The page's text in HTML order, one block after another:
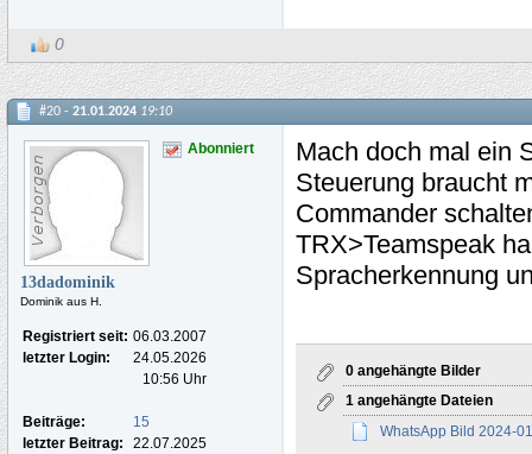
0
#20 - 21.01.2024 19:10
Abonniert
13dadominik
Dominik aus H.
Registriert seit: 06.03.2007
letzter Login:
24.05.2026
10:56 Uhr
Beiträge:
15
letzter Beitrag:
22.07.2025
Mach doch mal ein
Steuerung braucht
Commander
TRX>Teamspeak
Spracherkennung
0 angehängte Bilder
1 angehängte Dateien
WhatsApp Bild 2024-